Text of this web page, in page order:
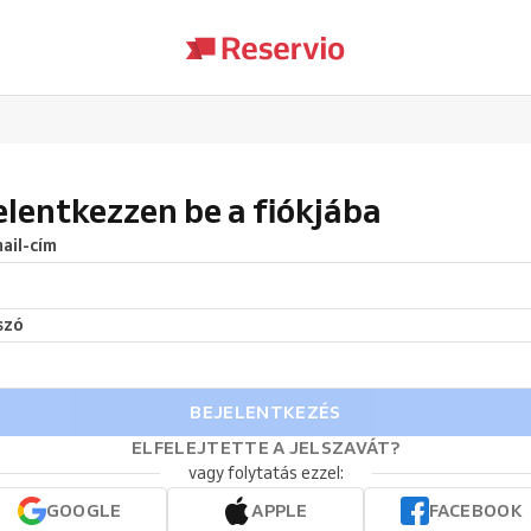
be a fiókjába
cím
BEJELENTKEZÉS
ELFELEJTETTE A JELSZAVÁT?
vagy folytatás ezzel:
GOOGLE
APPLE
FACEBOOK